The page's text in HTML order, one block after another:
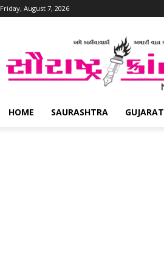
Friday, August 7, 2026
HOME SAURASHTRA GUJARAT